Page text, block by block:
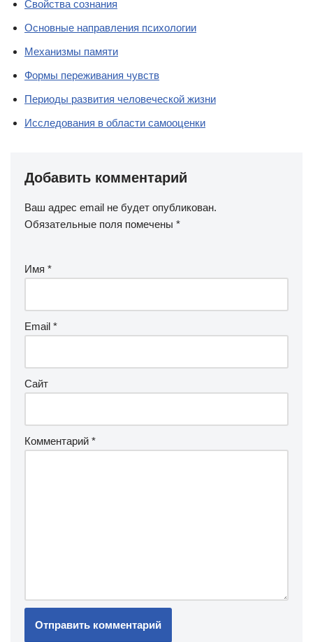
Свойства сознания
Основные направления психологии
Механизмы памяти
Формы переживания чувств
Периоды развития человеческой жизни
Исследования в области самооценки
Добавить комментарий
Ваш адрес email не будет опубликован.
Обязательные поля помечены *
Имя *
Email *
Сайт
Комментарий *